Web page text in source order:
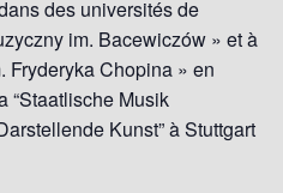
des universités de
im. Bacewiczów » et à
Fryderyka Chopina » en
“Staatlische Musik
Kunst” à Stuttgart